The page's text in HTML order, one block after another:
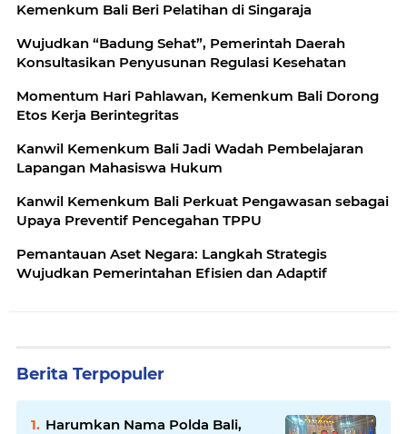
Kemenkum Bali Beri Pelatihan di Singaraja
Wujudkan “Badung Sehat”, Pemerintah Daerah
Konsultasikan Penyusunan Regulasi Kesehatan
Momentum Hari Pahlawan, Kemenkum Bali Dorong
Etos Kerja Berintegritas
Kanwil Kemenkum Bali Jadi Wadah Pembelajaran
Lapangan Mahasiswa Hukum
Kanwil Kemenkum Bali Perkuat Pengawasan sebagai
Upaya Preventif Pencegahan TPPU
Pemantauan Aset Negara: Langkah Strategis
Wujudkan Pemerintahan Efisien dan Adaptif
Berita Terpopuler
Harumkan Nama Polda Bali,